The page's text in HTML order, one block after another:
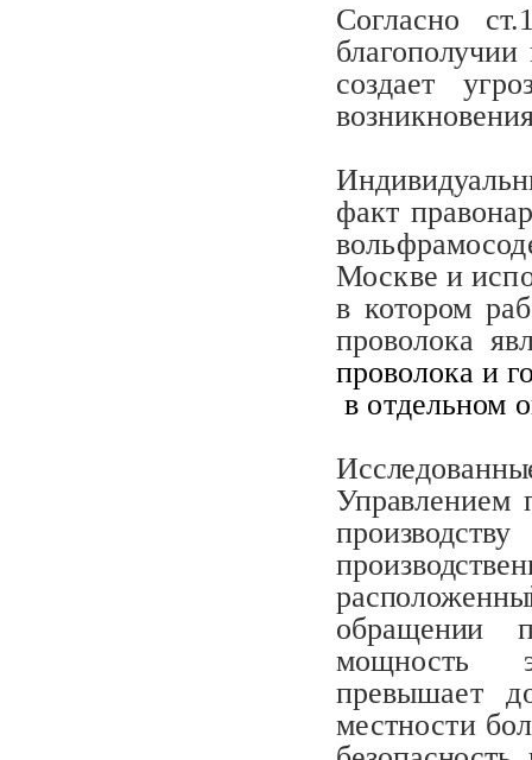
Согласно
создает
факт
Москве и
в котором
проволока
проволока и
в отдельном
Управлением
про­
обращении
мощность
превышает
местности